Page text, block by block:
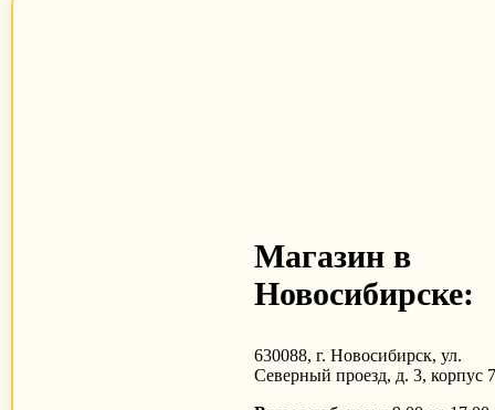
Магазин в
Новосибирске:
630088, г. Новосибирск, ул.
Северный проезд, д. 3, корпус 7